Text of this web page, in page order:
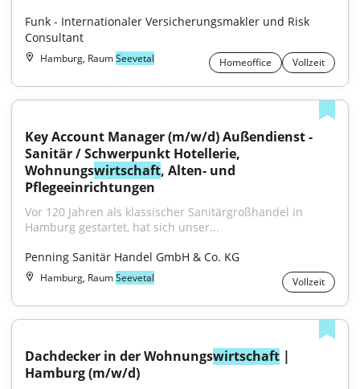
Funk - Internationaler Versicherungsmakler und Risk
Consultant
Hamburg, RaumSeevetal Homeoffice Vollzeit
Key Account Manager (m/w/d) Außendienst -
Sanitär / Schwerpunkt Hotellerie,
Wohnungswirtschaft, Alten- und
Pflegeeinrichtungen
Vor 120 Jahren als klassischer Sanitärgroßhandel in
Hamburg gestartet, hat sich unser...
Penning Sanitär Handel GmbH & Co. KG
Hamburg, RaumSeevetal Vollzeit
Dachdecker in der Wohnungswirtschaft |
Hamburg (m/w/d)